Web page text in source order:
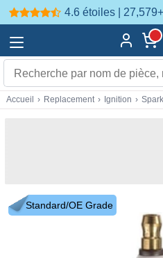
4.6 étoiles | 27,579+
Accueil › Replacement › Ignition ›
Standard/OE Grade